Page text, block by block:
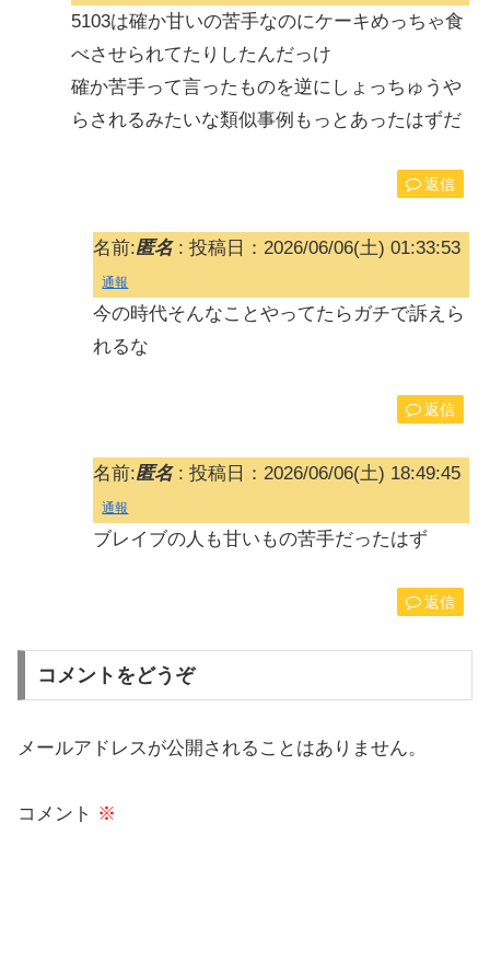
5103は確か甘いの苦手なのにケーキめっちゃ食
べさせられてたりしたんだっけ
確か苦手って言ったものを逆にしょっちゅうや
らされるみたいな類似事例もっとあったはずだ
返信
名前:匿名: 投稿日：2026/06/06(土) 01:33:53
通報
今の時代そんなことやってたらガチで訴えら
れるな
返信
名前:匿名: 投稿日：2026/06/06(土) 18:49:45
通報
ブレイブの人も甘いもの苦手だったはず
返信
コメントをどうぞ
メールアドレスが公開されることはありません。
コメント ※